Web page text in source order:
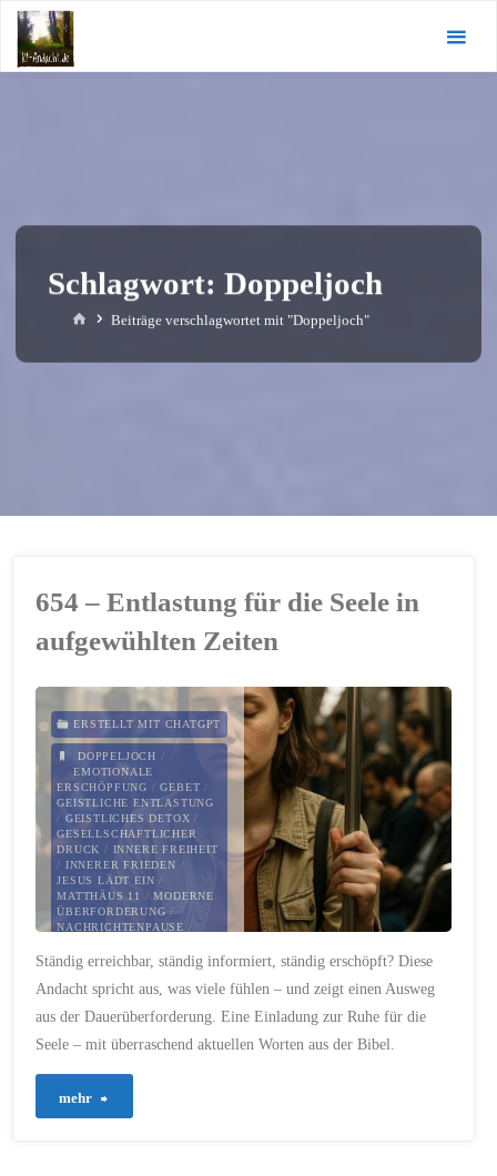
Zum
Inhalt
springen
Schlagwort:Doppeljoch
StartBeiträge verschlagwortet mit "Doppeljoch"
654 – Entlastung für die Seele in
aufgewühlten Zeiten
ERSTELLT MIT CHATGPT
DOPPELJOCH /
EMOTIONALE
ERSCHÖPFUNG /GEBET /
GEISTLICHE ENTLASTUNG
/ GEISTLICHES DETOX /
GESELLSCHAFTLICHER
DRUCK / INNERE FREIHEIT
/ INNERER FRIEDEN /
JESUS LÄDT EIN /
MATTHÄUS 11
/MODERNE
ÜBERFORDERUNG /
NACHRICHTENPAUSE /
REIZÜBERFLUTUNG/RUHE
FINDEN
Ständig erreichbar, ständig informiert, ständig erschöpft? Diese
Andacht spricht aus, was viele fühlen – und zeigt einen Ausweg
aus der Dauerüberforderung. Eine Einladung zur Ruhe für die
Seele – mit überraschend aktuellen Worten aus der Bibel.
mehr